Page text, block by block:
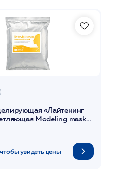
«Лайтенинг
Modeling mask
Plus
увидеть цены